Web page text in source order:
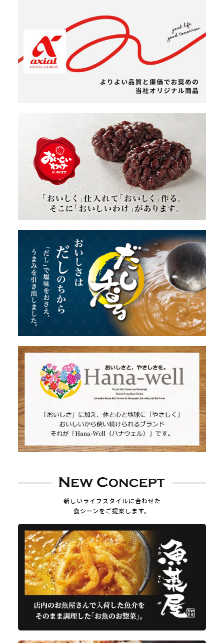
新しいライフスタイルに合わせた
食シーンをご提案します。